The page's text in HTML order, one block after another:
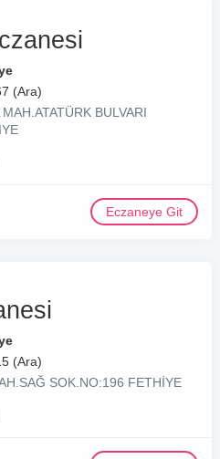
(Ara)
BULVARI
Eczaneye Git
(Ara)
SOK.NO:196 FETHİYE